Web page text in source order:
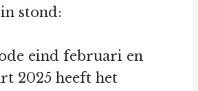
stond:
eind februari en
2025 heeft het